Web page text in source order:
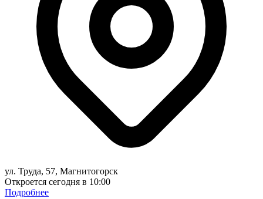
ул. Труда, 57, Магнитогорск
Откроется сегодня в 10:00
Подробнее